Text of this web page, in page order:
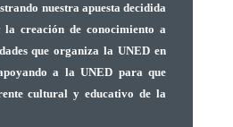
nuestra apuesta decidida
creación de conocimiento a
que organiza la UNED en
a la UNED para que
cultural y educativo de la